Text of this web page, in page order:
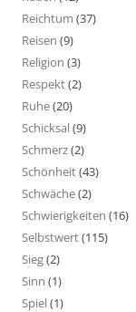
Reichtum (37)
Reisen (9)
Religion (3)
Respekt(2)
Ruhe(20)
Schicksal(9)
Schmerz(2)
Schönheit(43)
Schwäche(2)
Schwierigkeiten (16)
Selbstwert(115)
Sieg(2)
Sinn (1)
Spiel(1)